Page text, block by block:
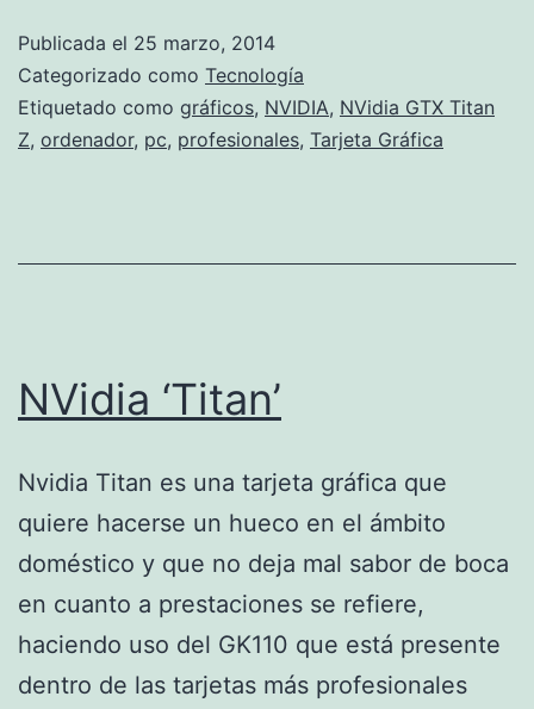
Z
Publicada el 25 marzo, 2014
Categorizado como Tecnología
Etiquetado como gráficos, NVIDIA, NVidia GTX Titan
Z, ordenador, pc, profesionales, Tarjeta Gráfica
NVidia ‘Titan’
Nvidia Titan es una tarjeta gráfica que
quiere hacerse un hueco en el ámbito
doméstico y que no deja mal sabor de boca
en cuanto a prestaciones se refiere,
haciendo uso del GK110 que está presente
dentro de las tarjetas más profesionales